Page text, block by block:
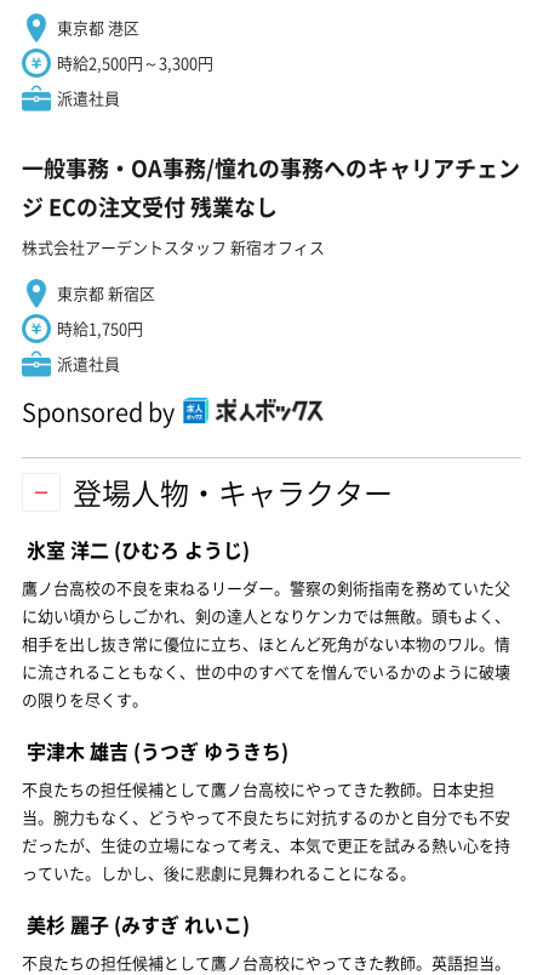
東京都 港区
時給2,500円～3,300円
派遣社員
一般事務・OA事務/憧れの事務へのキャリアチェン
ジ ECの注文受付 残業なし
株式会社アーデントスタッフ 新宿オフィス
東京都 新宿区
時給1,750円
派遣社員
Sponsored by
登場人物・キャラクター
氷室 洋二 (ひむろ ようじ)
鷹ノ台高校の不良を束ねるリーダー。警察の剣術指南を務めていた父
に幼い頃からしごかれ、剣の達人となりケンカでは無敵。頭もよく、
相手を出し抜き常に優位に立ち、ほとんど死角がない本物のワル。情
に流されることもなく、世の中のすべてを憎んでいるかのように破壊
の限りを尽くす。
宇津木 雄吉 (うつぎ ゆうきち)
不良たちの担任候補として鷹ノ台高校にやってきた教師。日本史担
当。腕力もなく、どうやって不良たちに対抗するのかと自分でも不安
だったが、生徒の立場になって考え、本気で更正を試みる熱い心を持
っていた。しかし、後に悲劇に見舞われることになる。
美杉 麗子 (みすぎ れいこ)
不良たちの担任候補として鷹ノ台高校にやってきた教師。英語担当。